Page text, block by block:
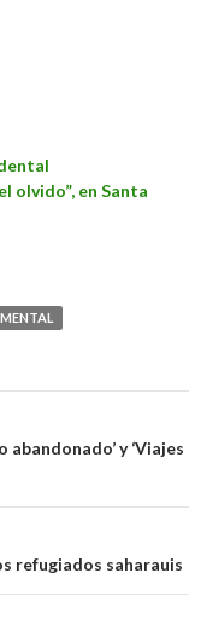
olvido”, en Santa
abandonado’ y ‘Viajes
refugiados saharauis